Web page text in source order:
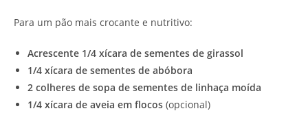
Para um pão mais crocante e nutritivo:
Acrescente 1/4 xícara de sementes de girassol
1/4 xícara de sementes de abóbora
2 colheres de sopa de sementes de linhaça moída
1/4 xícara de aveia em flocos (opcional)